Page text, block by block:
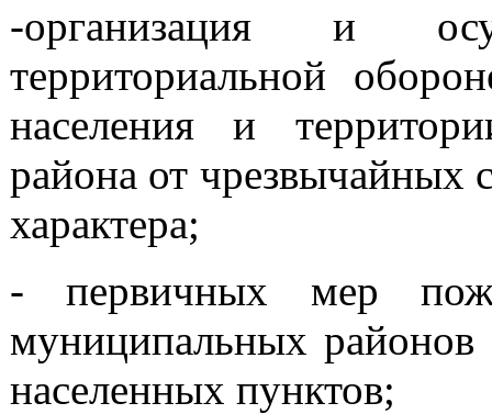
-организация и
территориальной
населения и
района от чрезвычайных
характера;
- первичных мер
муниципальных районов
населенных пунктов;